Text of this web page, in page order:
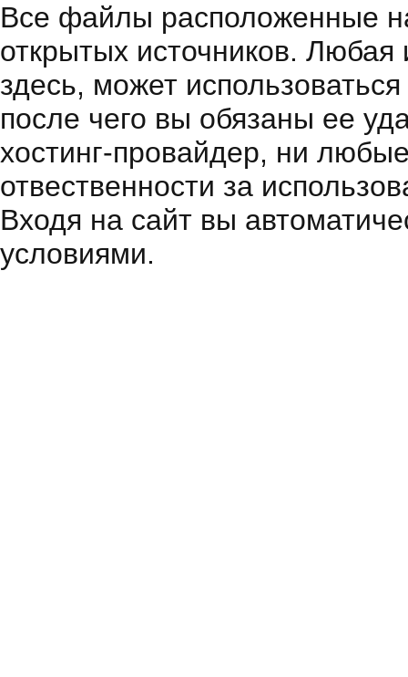
Все файлы расположенные
открытых источников.
здесь, может
после чего вы обязаны ее
хостинг-провайдер, ни
отвественности за
Входя на сайт вы
условиями.